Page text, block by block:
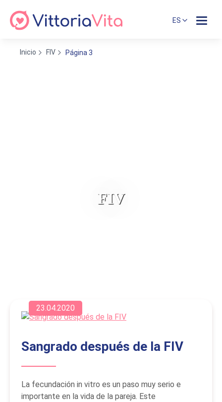
ES
Inicio FIV Página 3
FIV
23.04.2020
Sangrado después de la FIV
La fecundación in vitro es un paso muy serio e
importante en la vida de la pareja. Este